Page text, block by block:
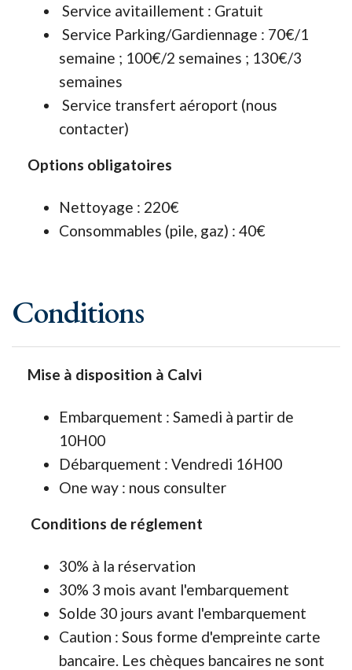
Service avitaillement : Gratuit
Service Parking/Gardiennage : 70€/1
semaine ; 100€/2 semaines ; 130€/3
semaines
Service transfert aéroport (nous
contacter)
Options obligatoires
Nettoyage : 220€
Consommables (pile, gaz) : 40€
Conditions
Mise à disposition à Calvi
Embarquement : Samedi à partir de
10H00
Débarquement : Vendredi 16H00
One way : nous consulter
Conditions de réglement
30% à la réservation
30% 3 mois avant l'embarquement
Solde 30 jours avant l'embarquement
Caution : Sous forme d'empreinte carte
bancaire. Les chèques bancaires ne sont